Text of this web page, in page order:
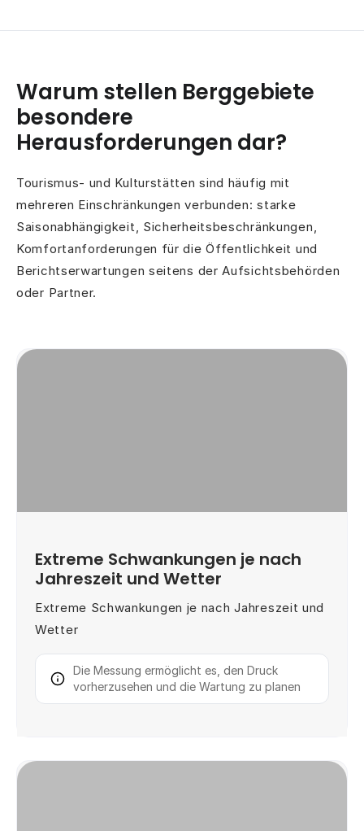
Warum stellen Berggebiete
besondere
Herausforderungen dar?
Tourismus- und Kulturstätten sind häufig mit
mehreren Einschränkungen verbunden: starke
Saisonabhängigkeit, Sicherheitsbeschränkungen,
Komfortanforderungen für die Öffentlichkeit und
Berichtserwartungen seitens der Aufsichtsbehörden
oder Partner.
Extreme Schwankungen je nach
Jahreszeit und Wetter
Extreme Schwankungen je nach Jahreszeit und
Wetter
Die Messung ermöglicht es, den Druck
vorherzusehen und die Wartung zu planen